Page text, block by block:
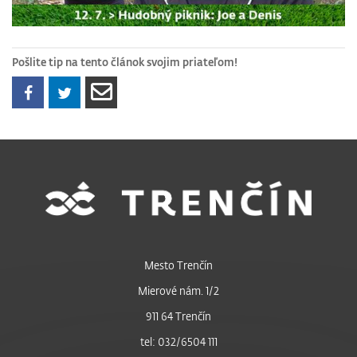
Pošlite tip na tento článok svojim priateľom!
Mesto Trenčín
Mierové nám. 1/2
911 64 Trenčín
tel: 032/6504 111